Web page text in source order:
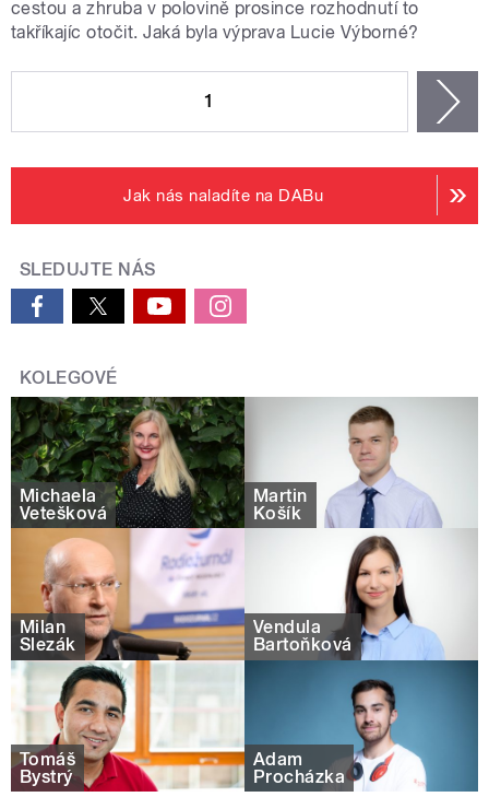
cestou a zhruba v polovině prosince rozhodnutí to
takříkajíc otočit. Jaká byla výprava Lucie Výborné?
1
Jak nás naladíte na DABu
SLEDUJTE NÁS
KOLEGOVÉ
Michaela
Vetešková
Martin
Košík
Milan
Slezák
Vendula
Bartoňková
Tomáš
Bystrý
Adam
Procházka